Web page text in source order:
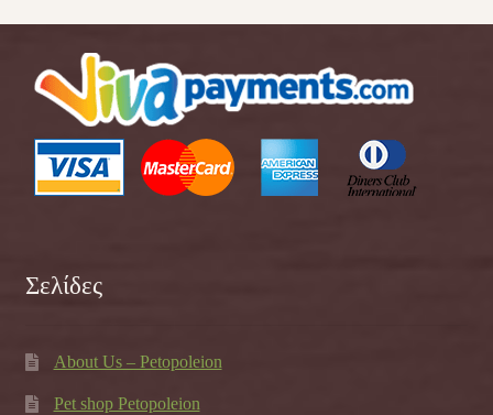
Σελίδες
About Us – Petopoleion
Pet shop Petopoleion